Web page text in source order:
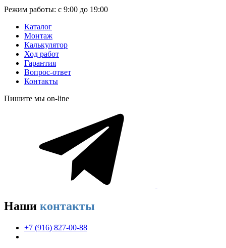
Режим работы: с 9:00 до 19:00
Каталог
Монтаж
Калькулятор
Ход работ
Гарантия
Вопрос-ответ
Контакты
Пишите мы on-line
Наши контакты
+7 (916) 827-00-88